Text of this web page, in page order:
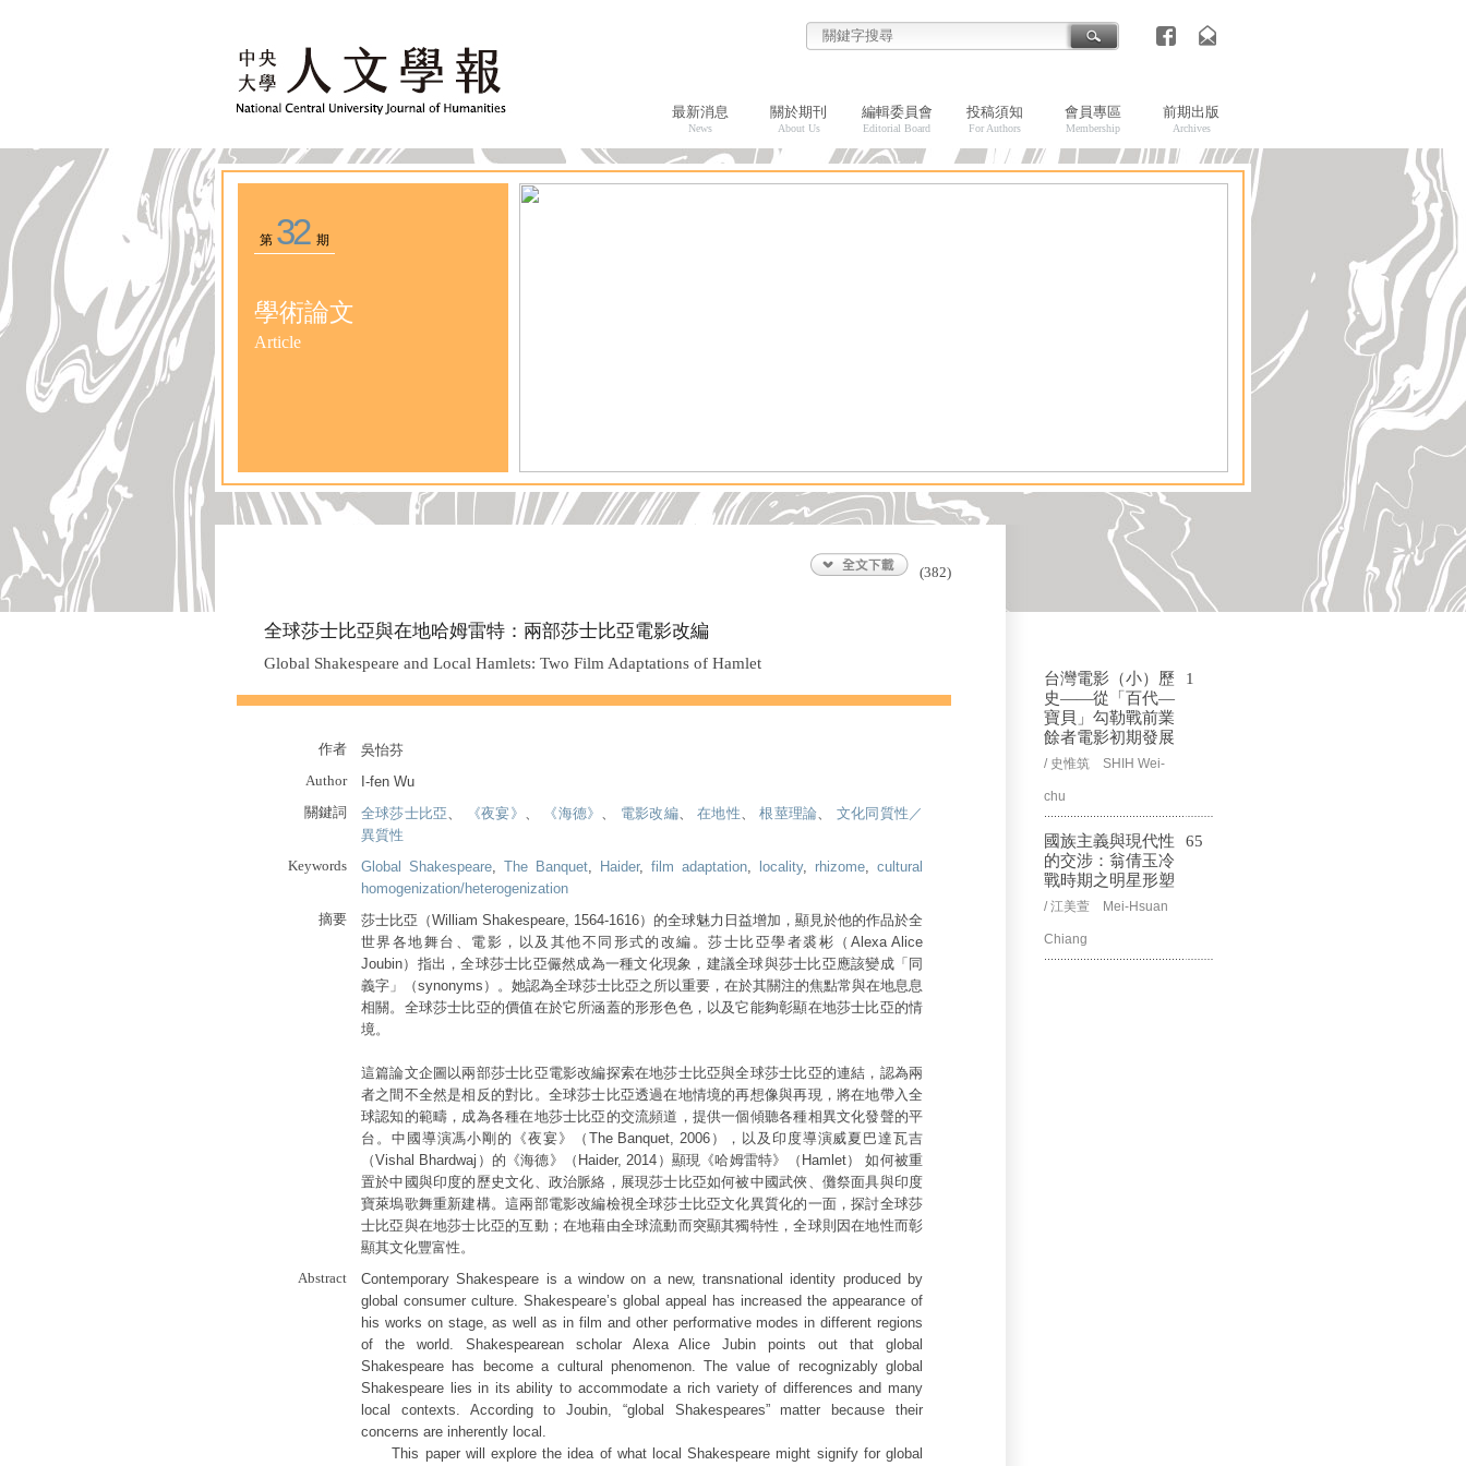
最新消息
News
關於期刊
About Us
編輯委員會
Editorial Board
投稿須知
For Authors
會員專區
Membership
前期出版
Archives
第 32期
學術論文
Article
(382)
全球莎士比亞與在地哈姆雷特：兩部莎士比亞電影改編
Global Shakespeare and Local Hamlets: Two Film Adaptations of Hamlet
作者
吳怡芬
Author
I-fen Wu
關鍵詞
全球莎士比亞、 《夜宴》 、 《海德》 、 電影改編、在地性、根莖理論、 文化同質性／
異質性
Keywords
Global Shakespeare, The Banquet, Haider, film adaptation, locality, rhizome, cultural
homogenization/heterogenization
摘要
莎士比亞（William Shakespeare, 1564-1616）的全球魅力日益增加，顯見於他的作品於全
世界各地舞台、電影，以及其他不同形式的改編。莎士比亞學者裘彬（Alexa Alice
Joubin）指出，全球莎士比亞儼然成為一種文化現象，建議全球與莎士比亞應該變成「同
義字」（synonyms）。她認為全球莎士比亞之所以重要，在於其關注的焦點常與在地息息
相關。全球莎士比亞的價值在於它所涵蓋的形形色色，以及它能夠彰顯在地莎士比亞的情
境。
這篇論文企圖以兩部莎士比亞電影改編探索在地莎士比亞與全球莎士比亞的連結，認為兩
者之間不全然是相反的對比。全球莎士比亞透過在地情境的再想像與再現，將在地帶入全
球認知的範疇，成為各種在地莎士比亞的交流頻道，提供一個傾聽各種相異文化發聲的平
台。中國導演馮小剛的《夜宴》（The Banquet, 2006），以及印度導演威夏巴達瓦吉
（Vishal Bhardwaj）的《海德》（Haider, 2014）顯現《哈姆雷特》（Hamlet） 如何被重
置於中國與印度的歷史文化、政治脈絡，展現莎士比亞如何被中國武俠、儺祭面具與印度
寶萊塢歌舞重新建構。這兩部電影改編檢視全球莎士比亞文化異質化的一面，探討全球莎
士比亞與在地莎士比亞的互動；在地藉由全球流動而突顯其獨特性，全球則因在地性而彰
顯其文化豐富性。
Abstract
Contemporary Shakespeare is a window on a new, transnational identity produced by
global consumer culture. Shakespeare’s global appeal has increased the appearance of
his works on stage, as well as in film and other performative modes in different regions
of the world. Shakespearean scholar Alexa Alice Jubin points out that global
Shakespeare has become a cultural phenomenon. The value of recognizably global
Shakespeare lies in its ability to accommodate a rich variety of differences and many
local contexts. According to Joubin, “global Shakespeares” matter because their
concerns are inherently local.
This paper will explore the idea of what local Shakespeare might signify for global
台灣電影（小）歷
史——從「百代—
寶貝」勾勒戰前業
餘者電影初期發展
/ 史惟筑 SHIH Wei-
chu
1
國族主義與現代性
的交涉：翁倩玉冷
戰時期之明星形塑
/ 江美萱 Mei-Hsuan
Chiang
65